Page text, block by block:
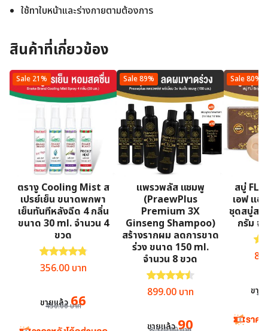
ใช้ทาใบหน้าและร่างกายตามต้องการ
สินค้าที่เกี่ยวข้อง
Sale 21%
ตรางู Cooling Mist ส
เปรย์เย็น ขนาดพกพา
เย็นทันทีหลังฉีด 4 กลิ่น
ขนาด 30 ml. จำนวน 4
ขวด
ให้คะแนน4.85 ตั้งแต่ 1-5 คะแนน
450.00บาท
Original price was: 450.00 บาท.
356.00 บาทCurrent price is: 356.00 บาท.
ขายแล้ว66
Sale 89%
แพรวพลัส แชมพู
(PraewPlus
Premium 3X
Ginseng Shampoo)
สร้างรากผม ลดการขาด
ร่วง ขนาด 150 ml.
จำนวน 8 ขวด
ให้คะแนน4.50
Original price was:
899.00 บาทCurrent price is:
ขายแล้ว90
Sale 80%
สบู่ FLi
เอฟ แอ
ชุดสบู่สมุ
กรัม จ
ให้
ขาย